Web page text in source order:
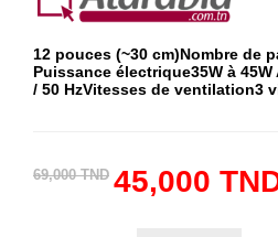
12 pouces (~30 cm)Nombre de
Puissance électrique35W à
/ 50 HzVitesses de ventilation3
69,000 TND 45,000